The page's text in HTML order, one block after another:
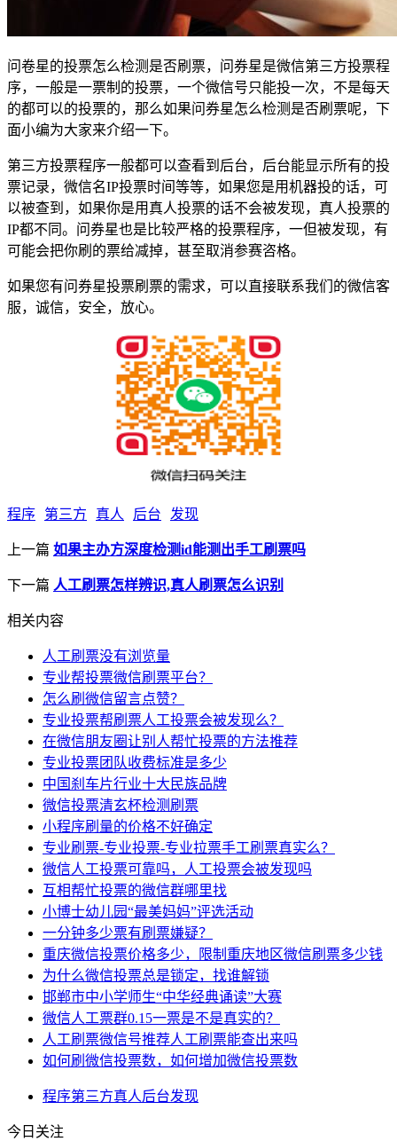
问卷星的投票怎么检测是否刷票，问券星是微信第三方投票程
序，一般是一票制的投票，一个微信号只能投一次，不是每天
的都可以的投票的，那么如果问券星怎么检测是否刷票呢，下
面小编为大家来介绍一下。
第三方投票程序一般都可以查看到后台，后台能显示所有的投
票记录，微信名IP投票时间等等，如果您是用机器投的话，可
以被查到，如果你是用真人投票的话不会被发现，真人投票的
IP都不同。问券星也是比较严格的投票程序，一但被发现，有
可能会把你刷的票给减掉，甚至取消参赛咨格。
如果您有问券星投票刷票的需求，可以直接联系我们的微信客
服，诚信，安全，放心。
程序 第三方 真人 后台 发现
上一篇 如果主办方深度检测id能测出手工刷票吗
下一篇 人工刷票怎样辨识,真人刷票怎么识别
相关内容
人工刷票没有浏览量
专业帮投票微信刷票平台？
怎么刷微信留言点赞？
专业投票帮刷票人工投票会被发现么？
在微信朋友圈让别人帮忙投票的方法推荐
专业投票团队收费标准是多少
中国刹车片行业十大民族品牌
微信投票清玄杯检测刷票
小程序刷量的价格不好确定
专业刷票-专业投票-专业拉票手工刷票真实么？
微信人工投票可靠吗，人工投票会被发现吗
互相帮忙投票的微信群哪里找
小博士幼儿园“最美妈妈”评选活动
一分钟多少票有刷票嫌疑？
重庆微信投票价格多少，限制重庆地区微信刷票多少钱
为什么微信投票总是锁定，找谁解锁
邯郸市中小学师生“中华经典诵读”大赛
微信人工票群0.15一票是不是真实的？
人工刷票微信号推荐人工刷票能查出来吗
如何刷微信投票数，如何增加微信投票数
程序第三方真人后台发现
今日关注